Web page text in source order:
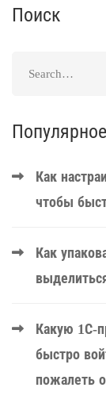
Поиск
Как
чтобы
Как
Какую 1С-
быстро
пожалеть